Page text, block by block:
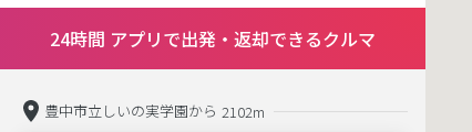
24時間 アプリで出発・返却できるクルマ
豊中市立しいの実学園から 2102m